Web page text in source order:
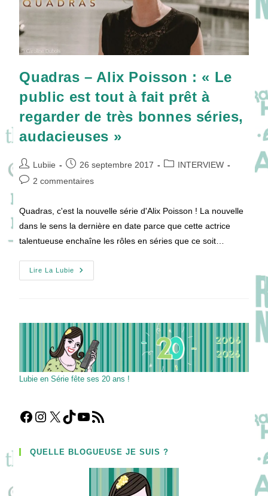
Quadras – Alix Poisson : « Le
public est tout à fait prêt à
regarder de très bonnes séries,
audacieuses »
Auteur/autrice
de
Lubiie
Publication
publiée :
26 septembre 2017
PostINTERVIEW
Commentaires
publication :
2 commentaires
Quadras, c'est la nouvelle série d'Alix Poisson ! La nouvelle
dans le sens la dernière en date parce que cette actrice
talentueuse enchaîne les rôles en séries que ce soit…
Lire La Lubie
Quadras
–
Public
Est
Tout
À
Fait
Prêt
À
Regarder
Séries,
Audacieuses »
Lubie en Série fête ses 20 ans !
Facebook
Instagram
X TikTokYouTube
Flux RSS
QUELLE BLOGUEUSE JE SUIS ?